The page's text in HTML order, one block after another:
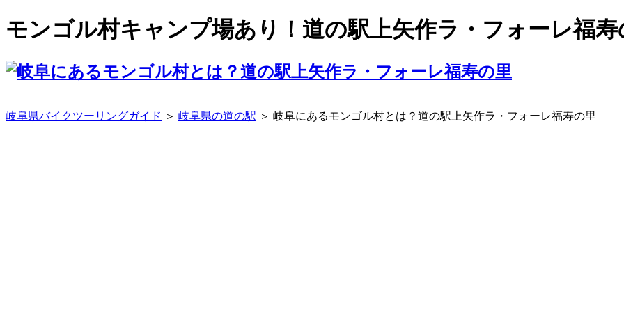
モンゴル村キャンプ場あり！道の駅上矢作ラ・フォーレ福寿
岐阜県バイクツーリングガイド ＞ 岐阜県の道の駅 ＞ 岐阜にあるモンゴル村とは？道の駅上矢作ラ・フォーレ福寿の里